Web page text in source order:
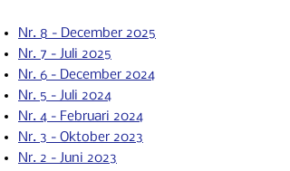
Nr. 8 - December 2025
Nr. 7 - Juli 2025
Nr. 6 - December 2024
Nr. 5 - Juli 2024
Nr. 4 - Februari 2024
Nr. 3 - Oktober 2023
Nr. 2 - Juni 2023